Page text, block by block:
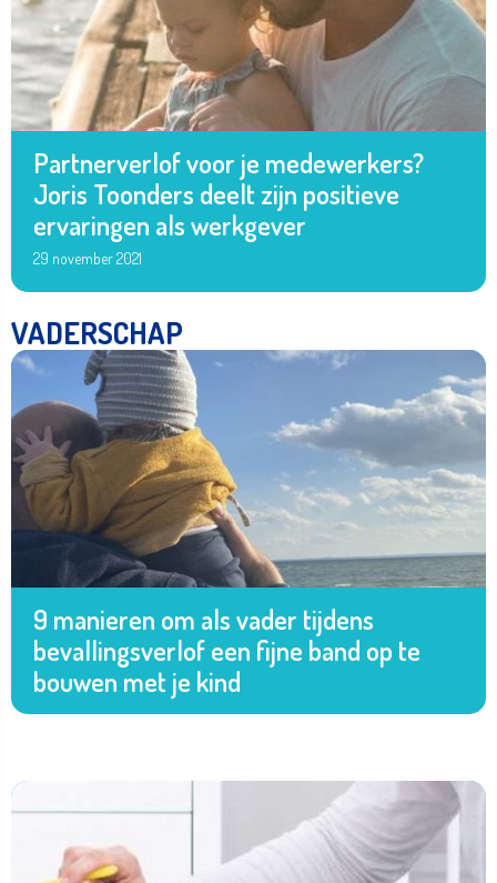
Partnerverlof voor je medewerkers?
Joris Toonders deelt zijn positieve
ervaringen als werkgever
29 november 2021
VADERSCHAP
9 manieren om als vader tijdens
bevallingsverlof een fijne band op te
bouwen met je kind